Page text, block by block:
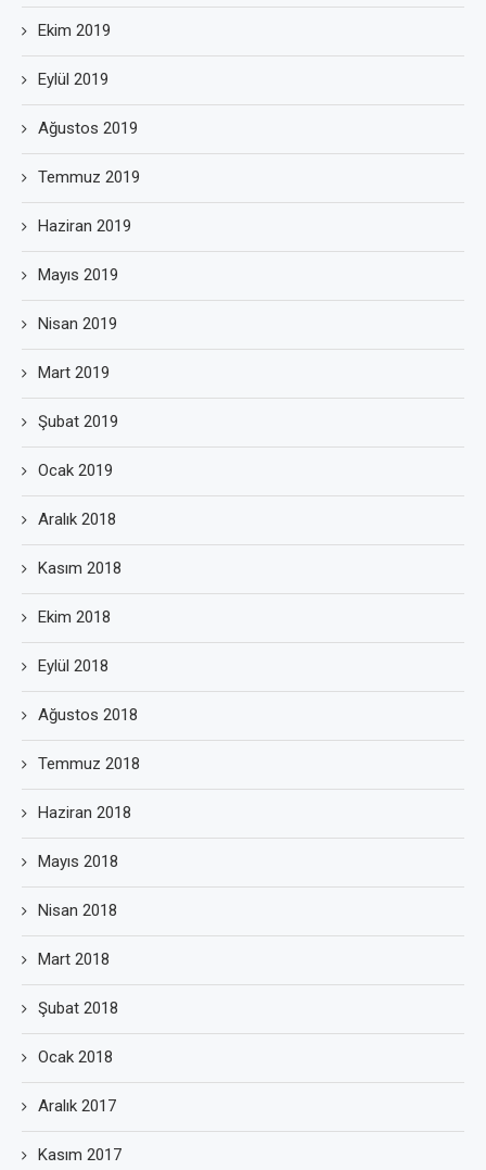
Ekim 2019
Eylül 2019
Ağustos 2019
Temmuz 2019
Haziran 2019
Mayıs 2019
Nisan 2019
Mart 2019
Şubat 2019
Ocak 2019
Aralık 2018
Kasım 2018
Ekim 2018
Eylül 2018
Ağustos 2018
Temmuz 2018
Haziran 2018
Mayıs 2018
Nisan 2018
Mart 2018
Şubat 2018
Ocak 2018
Aralık 2017
Kasım 2017